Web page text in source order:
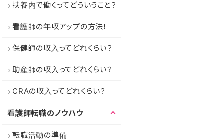
扶養内で働くってどういうこと？
看護師の年収アップの方法！
保健師の収入ってどれくらい？
助産師の収入ってどれくらい？
CRAの収入ってどれくらい？
看護師転職のノウハウ
転職活動の準備